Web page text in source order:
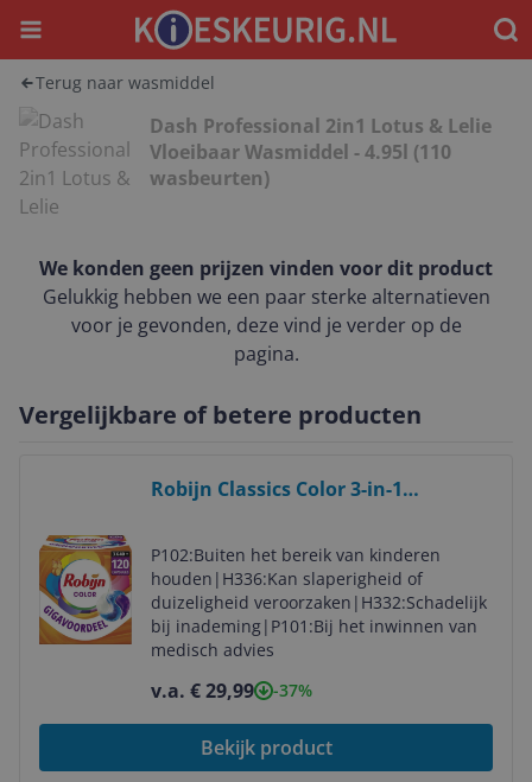
Menu
Terug naar wasmiddel
Dash Professional 2in1 Lotus & Lelie
Vloeibaar Wasmiddel - 4.95l (110
wasbeurten)
We konden geen prijzen vinden voor dit product
Gelukkig hebben we een paar sterke alternatieven
voor je gevonden, deze vind je verder op de
pagina.
Vergelijkbare of betere producten
Robijn Classics Color 3-in-1
120 wasbeurten
P102:Buiten het bereik van kinderen
houden | H336:Kan slaperigheid of
duizeligheid veroorzaken | H332:Schadelijk
bij inademing| P101:Bij het inwinnen van
medisch advies
v.a. € 29,99 -37%
Bekijk product